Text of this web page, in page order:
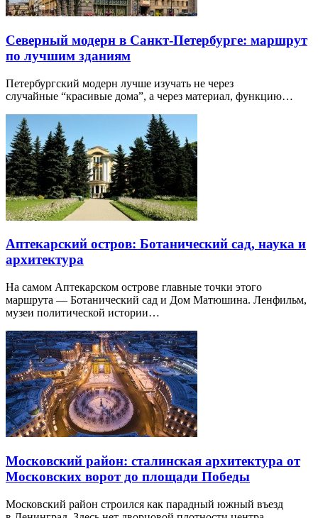
Северный модерн в Санкт-Петербурге: маршрут
по лучшим зданиям
Петербургский модерн лучше изучать не через
случайные “красивые дома”, а через материал, функцию…
Аптекарский остров: Ботанический сад, наука и
архитектура
На самом Аптекарском острове главные точки этого
маршрута — Ботанический сад и Дом Матюшина. Ленфильм,
музеи политической истории…
Московский район: сталинская архитектура от
Московских ворот до площади Победы
Московский район строился как парадный южный въезд